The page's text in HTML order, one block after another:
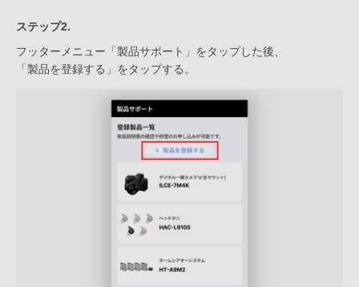
ステップ2.
フッターメニュー「製品サポート」をタップした後、
「製品を登録する」をタップする。